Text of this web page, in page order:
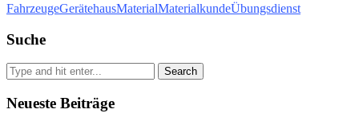
FahrzeugeGerätehausMaterialMaterialkundeÜbungsdienst
Suche
Search
Neueste Beiträge